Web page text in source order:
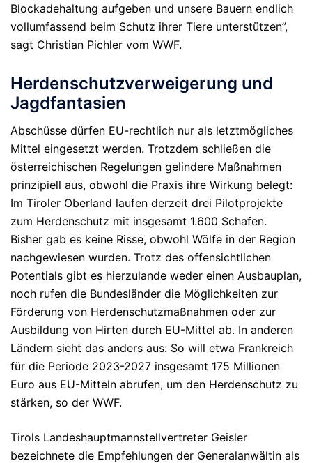
Blockadehaltung aufgeben und unsere Bauern endlich
vollumfassend beim Schutz ihrer Tiere unterstützen”,
sagt Christian Pichler vom WWF.
Herdenschutzverweigerung und
Jagdfantasien
Abschüsse dürfen EU-rechtlich nur als letztmögliches
Mittel eingesetzt werden. Trotzdem schließen die
österreichischen Regelungen gelindere Maßnahmen
prinzipiell aus, obwohl die Praxis ihre Wirkung belegt:
Im Tiroler Oberland laufen derzeit drei Pilotprojekte
zum Herdenschutz mit insgesamt 1.600 Schafen.
Bisher gab es keine Risse, obwohl Wölfe in der Region
nachgewiesen wurden. Trotz des offensichtlichen
Potentials gibt es hierzulande weder einen Ausbauplan,
noch rufen die Bundesländer die Möglichkeiten zur
Förderung von Herdenschutzmaßnahmen oder zur
Ausbildung von Hirten durch EU-Mittel ab. In anderen
Ländern sieht das anders aus: So will etwa Frankreich
für die Periode 2023-2027 insgesamt 175 Millionen
Euro aus EU-Mitteln abrufen, um den Herdenschutz zu
stärken, so der WWF.
Tirols Landeshauptmannstellvertreter Geisler
bezeichnete die Empfehlungen der Generalanwältin als